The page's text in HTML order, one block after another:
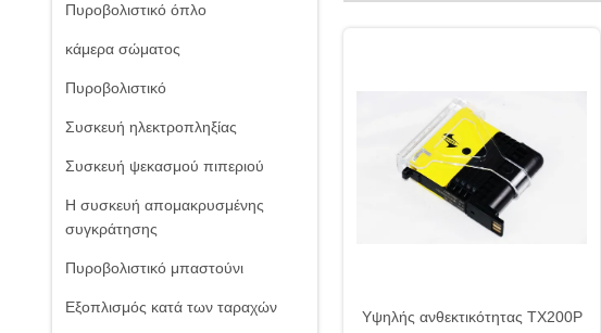
Πυροβολιστικό όπλο
κάμερα σώματος
Πυροβολιστικό
Συσκευή ηλεκτροπληξίας
Συσκευή ψεκασμού πιπεριού
Η συσκευή απομακρυσμένης
συγκράτησης
Πυροβολιστικό μπαστούνι
Εξοπλισμός κατά των ταραχών
Υψηλής ανθεκτικότητας TX200P